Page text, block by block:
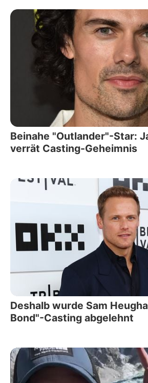
Beinahe "Outlander"-Star:
verrät Casting-Geheimnis
Deshalb wurde Sam
Bond"-Casting abgelehnt